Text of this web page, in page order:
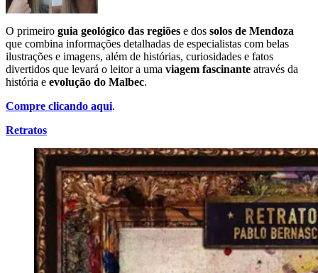
O primeiro guia geológico das regiões e dos solos de Mendoza
que combina informações detalhadas de especialistas com belas
ilustrações e imagens, além de histórias, curiosidades e fatos
divertidos que levará o leitor a uma viagem fascinante através da
história e evolução do Malbec.
Compre clicando aqui.
Retratos